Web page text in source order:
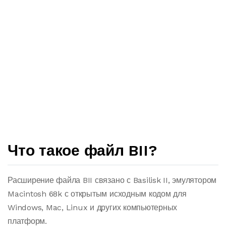
Что такое файл BII?
Расширение файла BII связано с Basilisk II, эмулятором
Macintosh 68k с открытым исходным кодом для
Windows, Mac, Linux и других компьютерных
платформ.